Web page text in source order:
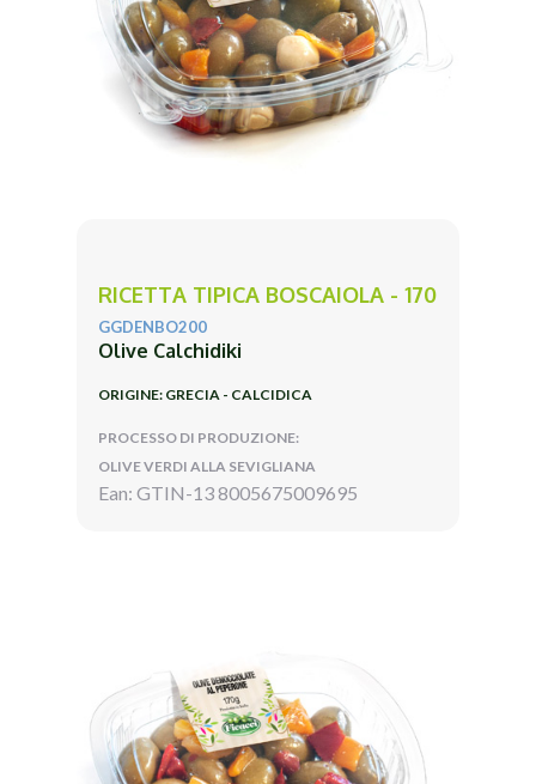
RICETTA TIPICA BOSCAIOLA - 170
GGDENBO200
Olive Calchidiki
ORIGINE: GRECIA - CALCIDICA
PROCESSO DI PRODUZIONE:
OLIVE VERDI ALLA SEVIGLIANA
Ean: GTIN-13 8005675009695